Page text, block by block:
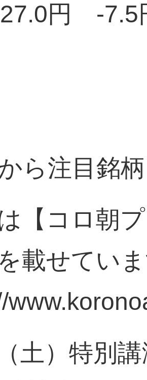
円 -7.5
ら注目銘柄
【コロ朝
載せてい
土）特別